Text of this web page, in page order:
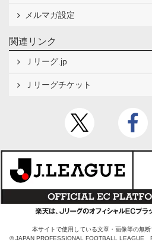
メルマガ設定
関連リンク
Ｊリーグ.jp
Ｊリーグチケット
本サイトで使用している文章・画像等の無断
© JAPAN PROFESSIONAL FOOTBALL